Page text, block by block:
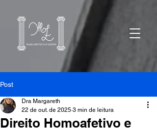
Post
Direito Homoafetivo e
Dra Margareth
22 de out. de 2025 3 min de leitura